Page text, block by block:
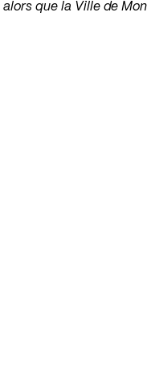
que la Ville de